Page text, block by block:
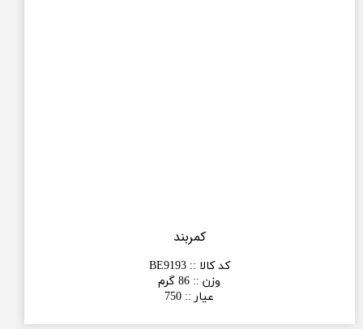
کمربند
کد کالا ::
BE9193
وزن :: 86 گرم
عیار ::
750